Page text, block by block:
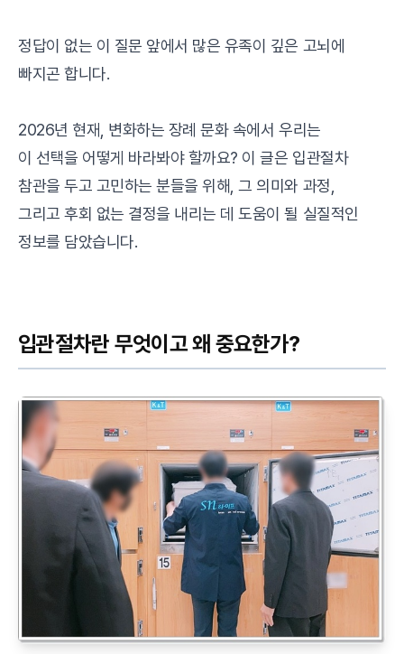
정답이 없는 이 질문 앞에서 많은 유족이 깊은 고뇌에
빠지곤 합니다.
2026년 현재, 변화하는 장례 문화 속에서 우리는
이 선택을 어떻게 바라봐야 할까요? 이 글은 입관절차
참관을 두고 고민하는 분들을 위해, 그 의미와 과정,
그리고 후회 없는 결정을 내리는 데 도움이 될 실질적인
정보를 담았습니다.
입관절차란 무엇이고 왜 중요한가?